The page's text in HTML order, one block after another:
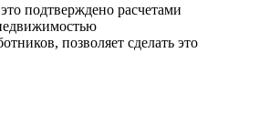
подтверждено расчетами
позволяет сделать это